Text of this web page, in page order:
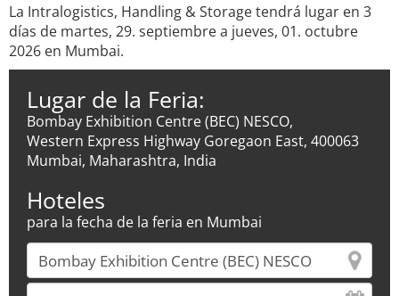
La Intralogistics, Handling & Storage tendrá lugar en 3
días de martes, 29. septiembre a jueves, 01. octubre
2026 en Mumbai.
Lugar de la Feria:
Bombay Exhibition Centre (BEC) NESCO,
Western Express Highway Goregaon East, 400063
Mumbai, Maharashtra, India
Hoteles
para la fecha de la feria en Mumbai